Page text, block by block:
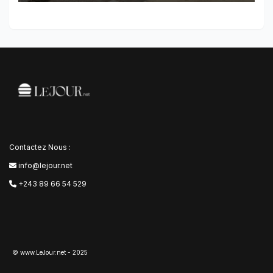
Contactez Nous :
info@lejour.net
+243 89 66 54 529
© www.LeJour.net - 2025